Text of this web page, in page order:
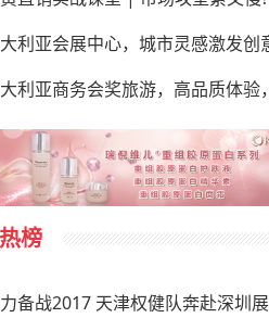
利亚会展中心，城市灵感激发创
利亚商务会奖旅游，高品质体验
榜
备战2017 天津权健队奔赴深圳展